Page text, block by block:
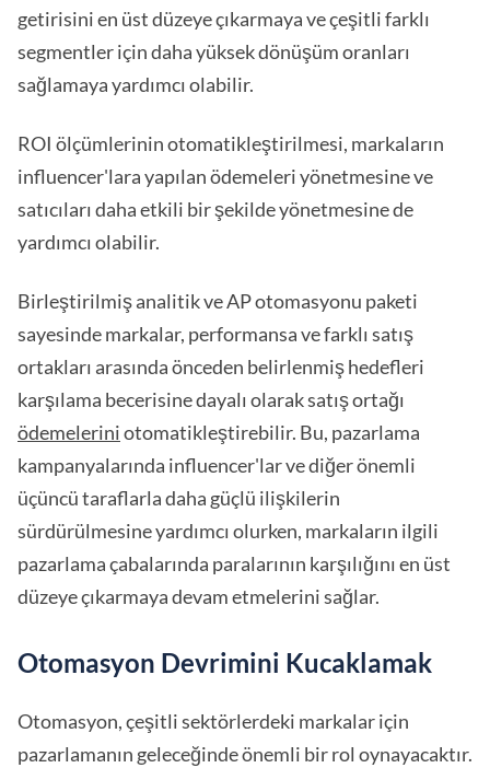
getirisini en üst düzeye çıkarmaya ve çeşitli farklı
segmentler için daha yüksek dönüşüm oranları
sağlamaya yardımcı olabilir.
ROI ölçümlerinin otomatikleştirilmesi, markaların
influencer'lara yapılan ödemeleri yönetmesine ve
satıcıları daha etkili bir şekilde yönetmesine de
yardımcı olabilir.
Birleştirilmiş analitik ve AP otomasyonu paketi
sayesinde markalar, performansa ve farklı satış
ortakları arasında önceden belirlenmiş hedefleri
karşılama becerisine dayalı olarak satış ortağı
ödemeleriniotomatikleştirebilir. Bu, pazarlama
kampanyalarında influencer'lar ve diğer önemli
üçüncü taraflarla daha güçlü ilişkilerin
sürdürülmesine yardımcı olurken, markaların ilgili
pazarlama çabalarında paralarının karşılığını en üst
düzeye çıkarmaya devam etmelerini sağlar.
Otomasyon Devrimini Kucaklamak
Otomasyon, çeşitli sektörlerdeki markalar için
pazarlamanın geleceğinde önemli bir rol oynayacaktır.